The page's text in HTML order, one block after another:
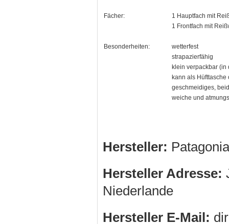
Fächer:
1 Hauptfach mit
1 Frontfach mit
Besonderheiten:
wetterfest
strapazierfähig
klein verpackbar (in
kann als
geschmeidiges,
weiche und
Hersteller:
Hersteller Adresse:
Niederlande
Hersteller E-Mail: